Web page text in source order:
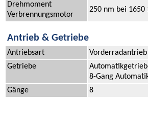
Drehmoment
Verbrennungsmotor
250 nm bei 1650
Antrieb & Getriebe
Antriebsart
Vorderradantrieb
Getriebe
8-Gang
Gänge
8